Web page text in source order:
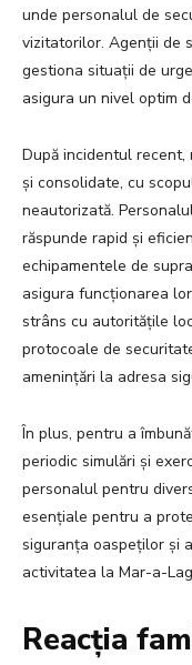
unde personalul de
vizitatorilor. Agenții de
gestiona situații de
asigura un nivel optim
După incidentul
și consolidate, cu
neautorizată.
răspunde rapid și
echipamentele de
asigura funcționarea
strâns cu autoritățile
protocoale de
amenințări la adresa
În plus, pentru a
periodic simulări și
personalul pentru
esențiale pentru a
siguranța oaspeților și
activitatea la Mar-a-
Reacția